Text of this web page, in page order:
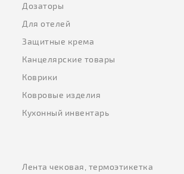
Дозаторы
Для отелей
Защитные крема
Канцелярские товары
Коврики
Ковровые изделия
Кухонный инвентарь
Лента чековая, термоэтикетка